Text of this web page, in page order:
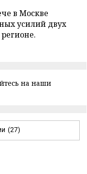
в Москве
усилий двух
на наши
(27)